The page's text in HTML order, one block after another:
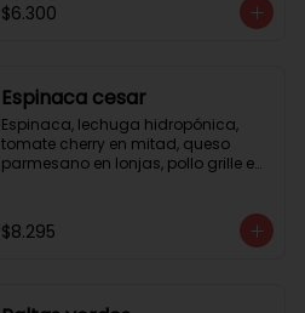
$6.300
Espinaca cesar
Espinaca, lechuga hidropónica,
tomate cherry en mitad, queso
parmesano en lonjas, pollo grille en
$8.295